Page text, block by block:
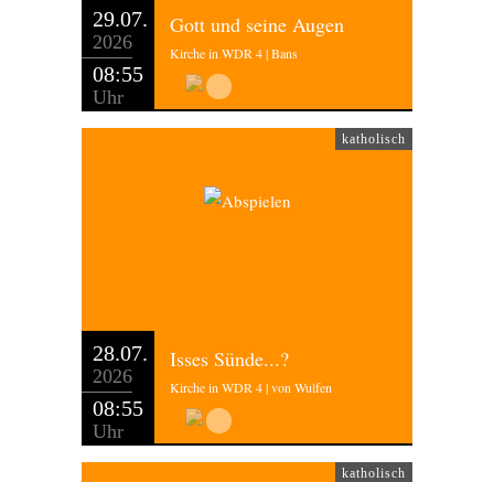
29.07.
2026
08:55
Uhr
Gott und seine Augen
Kirche in WDR 4 | Bans
katholisch
28.07.
2026
08:55
Uhr
Isses Sünde...?
Kirche in WDR 4 | von Wulfen
katholisch